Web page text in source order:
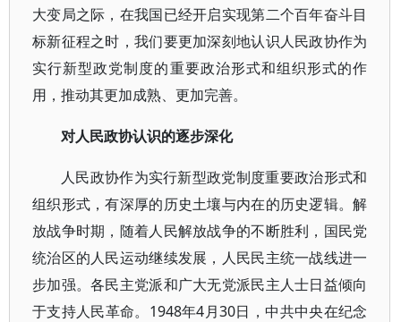
大变局之际，在我国已经开启实现第二个百年奋斗目
标新征程之时，我们要更加深刻地认识人民政协作为
实行新型政党制度的重要政治形式和组织形式的作
用，推动其更加成熟、更加完善。
对人民政协认识的逐步深化
人民政协作为实行新型政党制度重要政治形式和
组织形式，有深厚的历史土壤与内在的历史逻辑。解
放战争时期，随着人民解放战争的不断胜利，国民党
统治区的人民运动继续发展，人民民主统一战线进一
步加强。各民主党派和广大无党派民主人士日益倾向
于支持人民革命。1948年4月30日，中共中央在纪念